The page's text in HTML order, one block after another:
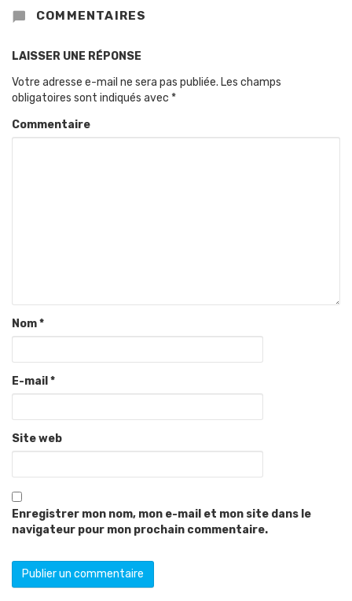
COMMENTAIRES
LAISSER UNE RÉPONSE
Votre adresse e-mail ne sera pas publiée. Les champs
obligatoires sont indiqués avec *
Commentaire
Nom*
E-mail*
Site web
Enregistrer mon nom, mon e-mail et mon site dans le
navigateur pour mon prochain commentaire.